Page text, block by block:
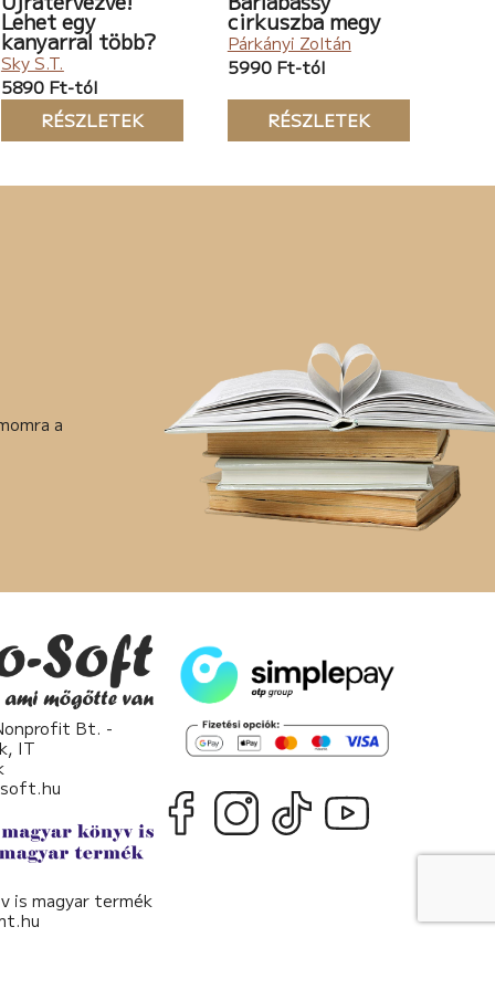
Lehet egy
kanyarral több?
Sky S.T.
5890 Ft-tól
RÉSZLETEK
cirkuszba megy
Párkányi Zoltán
5990 Ft-tól
RÉSZLETEK
a
Bt. -
IT
is magyar termék